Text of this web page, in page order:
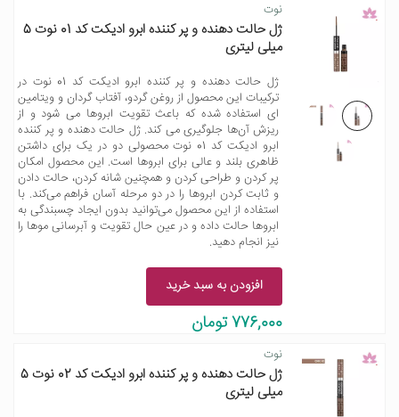
نوت
ژل حالت دهنده و پر کننده ابرو ادیکت کد 01 نوت 5
میلی لیتری
ژل حالت دهنده و پر کننده ابرو ادیکت کد 01 نوت در
ترکیبات این محصول از روغن گردو، آفتاب گردان و ویتامین
ای استفاده شده که باعث تقویت ابروها می شود و از
ریزش آن‌ها جلوگیری می کند. ژل حالت دهنده و پر کننده
ابرو ادیکت کد 01 نوت محصولی دو در یک برای داشتن
ظاهری بلند و عالی برای ابروها است. این محصول امکان
پر کردن و طراحی کردن و همچنین شانه کردن، حالت دادن
و ثابت کردن ابروها را در دو مرحله آسان فراهم می‌کند. با
استفاده از این محصول می‌توانید بدون ایجاد چسبندگی به
ابروها حالت داده و در عین حال تقویت و آبرسانی موها را
نیز انجام دهید.
افزودن به سبد خرید
776,000 تومان
نوت
ژل حالت دهنده و پر کننده ابرو ادیکت کد 02 نوت 5
میلی لیتری